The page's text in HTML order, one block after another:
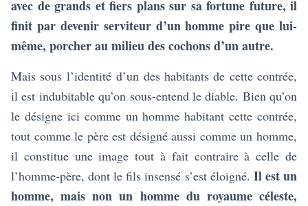
avec de grands et fiers plans sur sa fortune future, il
finit par devenir serviteur d’un homme pire que lui-
même, porcher au milieu des cochons d’un autre.
Mais sous l’identitéd’un des habitants de cette contrée,
il est indubitable qu’on sous-entend le diable. Bien qu’on
le désigne ici comme un homme habitant cette contrée,
tout comme le père est désigné aussi comme un homme,
il constitue une image tout à fait contraire à celle de
l’homme-père, dont le fils insensé s’est éloigné. Il est un
homme, mais non un homme du royaume céleste,